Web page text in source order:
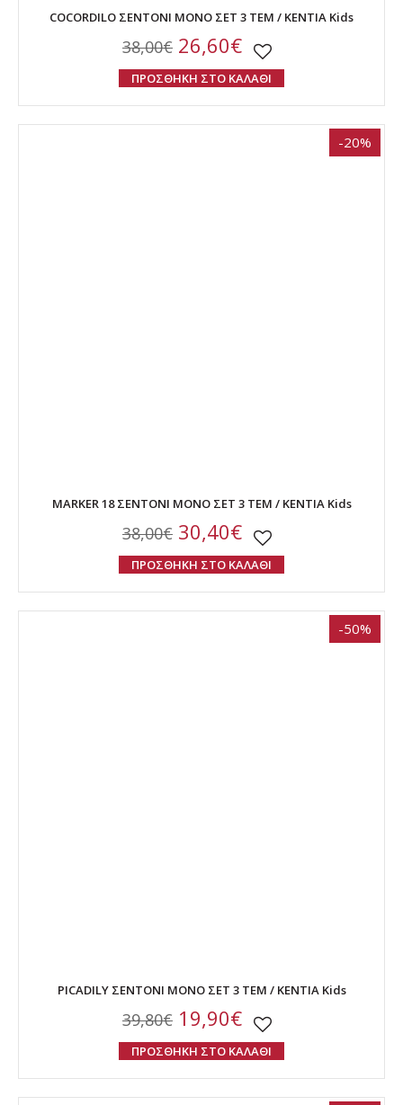
COCORDILO ΣΕΝΤΟΝΙ ΜΟΝΟ ΣΕΤ 3 ΤΕΜ / ΚΕΝΤΙΑ Kids
38,00€ 26,60€
ΠΡΟΣΘΗΚΗ ΣΤΟ ΚΑΛΑΘΙ
-20%
MARKER 18 ΣΕΝΤΟΝΙ ΜΟΝΟ ΣΕΤ 3 ΤΕΜ / ΚΕΝΤΙΑ Kids
38,00€ 30,40€
ΠΡΟΣΘΗΚΗ ΣΤΟ ΚΑΛΑΘΙ
-50%
PICADILY ΣΕΝΤΟΝΙ ΜΟΝΟ ΣΕΤ 3 ΤΕΜ / ΚΕΝΤΙΑ Kids
39,80€ 19,90€
ΠΡΟΣΘΗΚΗ ΣΤΟ ΚΑΛΑΘΙ